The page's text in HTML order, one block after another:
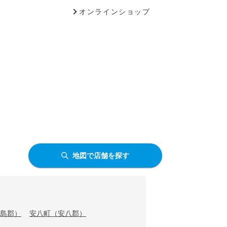
オンラインショップ
地図で店舗を探す
郡） 安八町（安八郡）